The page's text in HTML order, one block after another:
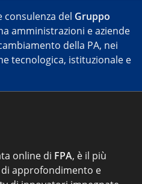
consulenza del Gruppo
amministrazioni e aziende
della PA, nei
tecnologica, istituzionale e
online di FPA, è il più
approfondimento e